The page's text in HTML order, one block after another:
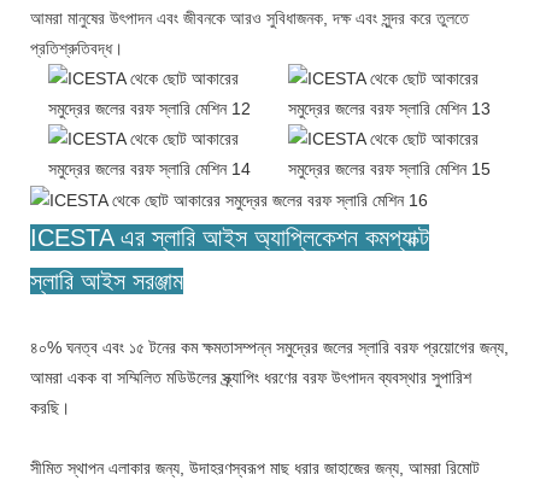
আমরা মানুষের উৎপাদন এবং জীবনকে আরও সুবিধাজনক, দক্ষ এবং সুন্দর করে তুলতে
প্রতিশ্রুতিবদ্ধ।
ICESTA এর স্লারি আইস অ্যাপ্লিকেশন কমপ্যাক্ট
স্লারি আইস সরঞ্জাম
৪০% ঘনত্ব এবং ১৫ টনের কম ক্ষমতাসম্পন্ন সমুদ্রের জলের স্লারি বরফ প্রয়োগের জন্য,
আমরা একক বা সম্মিলিত মডিউলের স্ক্র্যাপিং ধরণের বরফ উৎপাদন ব্যবস্থার সুপারিশ
করছি।
সীমিত স্থাপন এলাকার জন্য, উদাহরণস্বরূপ মাছ ধরার জাহাজের জন্য, আমরা রিমোট